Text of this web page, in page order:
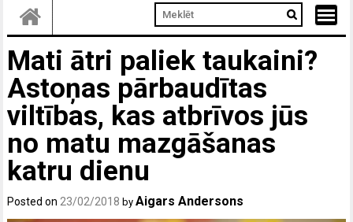
Mati ātri paliek taukaini?
Astoņas pārbaudītas
viltības, kas atbrīvos jūs
no matu mazgāšanas
katru dienu
Posted on23/02/2018 byAigars Andersons